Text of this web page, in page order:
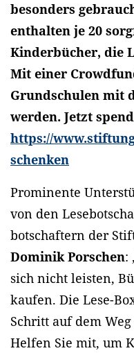
besonders
enthalten je 20
Kinderbücher, die
Mit einer
Grundschulen mit
werden. Jetzt
https://
schenken
Prominente
von den
botschaftern der
Dominik Porschen:
sich nicht leisten,
kaufen. Die Lese-
Schritt auf dem
Helfen Sie mit, um